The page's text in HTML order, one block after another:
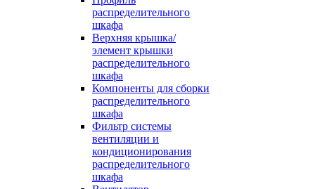
распределительного
шкафа
Верхняя крышка/
элемент крышки
распределительного
шкафа
Компоненты для сборки
распределительного
шкафа
Фильтр системы
вентиляции и
кондиционирования
распределительного
шкафа